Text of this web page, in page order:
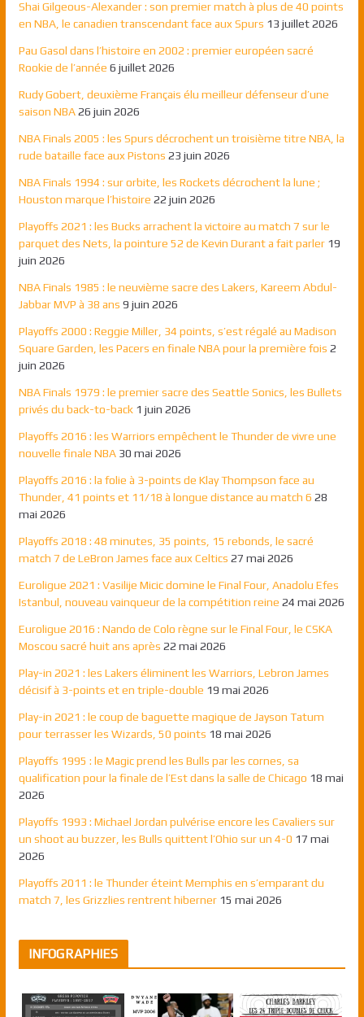
Shai Gilgeous-Alexander : son premier match à plus de 40 points
en NBA, le canadien transcendant face aux Spurs 13 juillet 2026
Pau Gasol dans l’histoire en 2002 : premier européen sacré
Rookie de l’année 6 juillet 2026
Rudy Gobert, deuxième Français élu meilleur défenseur d’une
saison NBA 26 juin 2026
NBA Finals 2005 : les Spurs décrochent un troisième titre NBA, la
rude bataille face aux Pistons 23 juin 2026
NBA Finals 1994 : sur orbite, les Rockets décrochent la lune ;
Houston marque l’histoire 22 juin 2026
Playoffs 2021 : les Bucks arrachent la victoire au match 7 sur le
parquet des Nets, la pointure 52 de Kevin Durant a fait parler 19
juin 2026
NBA Finals 1985 : le neuvième sacre des Lakers, Kareem Abdul-
Jabbar MVP à 38 ans 9 juin 2026
Playoffs 2000 : Reggie Miller, 34 points, s’est régalé au Madison
Square Garden, les Pacers en finale NBA pour la première fois 2
juin 2026
NBA Finals 1979 : le premier sacre des Seattle Sonics, les Bullets
privés du back-to-back 1 juin 2026
Playoffs 2016 : les Warriors empêchent le Thunder de vivre une
nouvelle finale NBA 30 mai 2026
Playoffs 2016 : la folie à 3-points de Klay Thompson face au
Thunder, 41 points et 11/18 à longue distance au match 6 28
mai 2026
Playoffs 2018 : 48 minutes, 35 points, 15 rebonds, le sacré
match 7 de LeBron James face aux Celtics 27 mai 2026
Euroligue 2021 : Vasilije Micic domine le Final Four, Anadolu Efes
Istanbul, nouveau vainqueur de la compétition reine 24 mai 2026
Euroligue 2016 : Nando de Colo règne sur le Final Four, le CSKA
Moscou sacré huit ans après 22 mai 2026
Play-in 2021 : les Lakers éliminent les Warriors, Lebron James
décisif à 3-points et en triple-double 19 mai 2026
Play-in 2021 : le coup de baguette magique de Jayson Tatum
pour terrasser les Wizards, 50 points 18 mai 2026
Playoffs 1995 : le Magic prend les Bulls par les cornes, sa
qualification pour la finale de l’Est dans la salle de Chicago 18 mai
2026
Playoffs 1993 : Michael Jordan pulvérise encore les Cavaliers sur
un shoot au buzzer, les Bulls quittent l’Ohio sur un 4-0 17 mai
2026
Playoffs 2011 : le Thunder éteint Memphis en s’emparant du
match 7, les Grizzlies rentrent hiberner 15 mai 2026
INFOGRAPHIES